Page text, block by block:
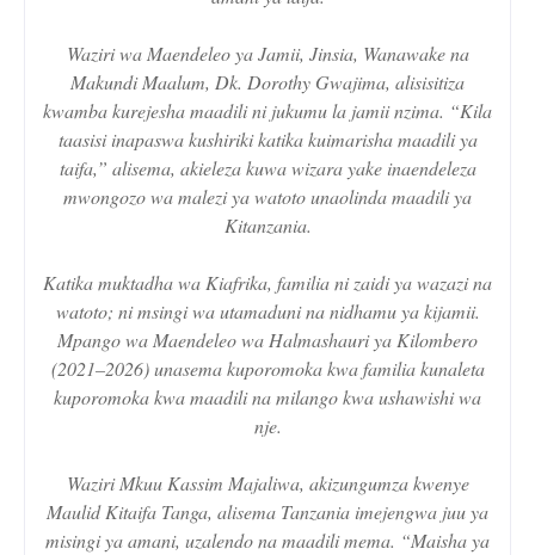
Waziri wa Maendeleo ya Jamii, Jinsia, Wanawake na
Makundi Maalum, Dk. Dorothy Gwajima, alisisitiza
kwamba kurejesha maadili ni jukumu la jamii nzima. “Kila
taasisi inapaswa kushiriki katika kuimarisha maadili ya
taifa,” alisema, akieleza kuwa wizara yake inaendeleza
mwongozo wa malezi ya watoto unaolinda maadili ya
Kitanzania.
Katika muktadha wa Kiafrika, familia ni zaidi ya wazazi na
watoto; ni msingi wa utamaduni na nidhamu ya kijamii.
Mpango wa Maendeleo wa Halmashauri ya Kilombero
(2021–2026) unasema kuporomoka kwa familia kunaleta
kuporomoka kwa maadili na milango kwa ushawishi wa
nje.
Waziri Mkuu Kassim Majaliwa, akizungumza kwenye
Maulid Kitaifa Tanga, alisema Tanzania imejengwa juu ya
misingi ya amani, uzalendo na maadili mema. “Maisha ya